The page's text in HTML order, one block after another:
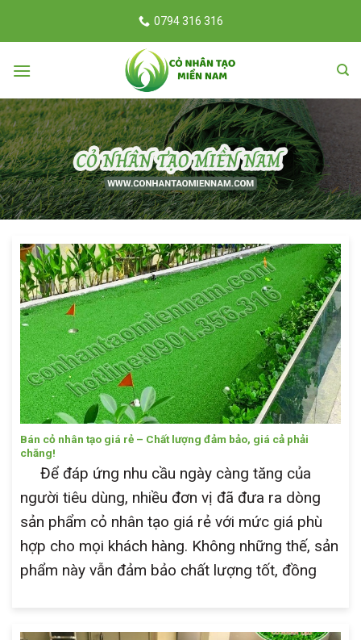
0794 316 316
Bán cỏ nhân tạo giá rẻ – Chất lượng đảm bảo, giá cả phải
chăng!
Để đáp ứng nhu cầu ngày càng tăng của
người tiêu dùng, nhiều đơn vị đã đưa ra dòng
sản phẩm cỏ nhân tạo giá rẻ với mức giá phù
hợp cho mọi khách hàng. Không những thế, sản
phẩm này vẫn đảm bảo chất lượng tốt, đồng